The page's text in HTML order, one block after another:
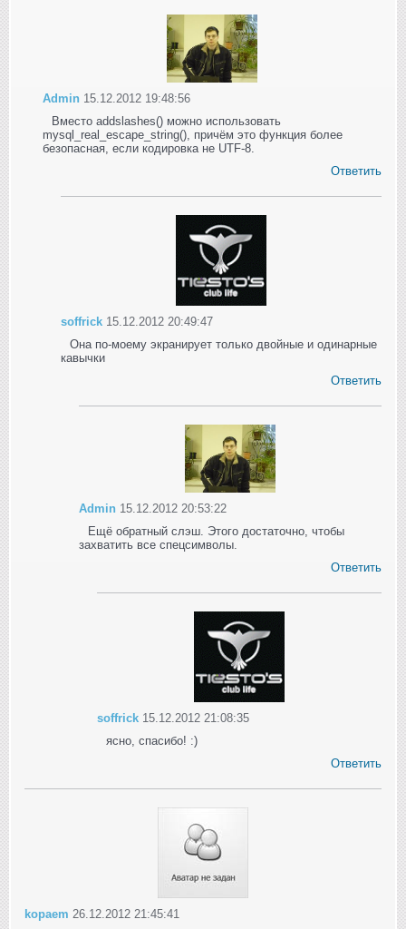
Admin 15.12.2012 19:48:56
Вместо addslashes() можно использовать
mysql_real_escape_string(), причём это функция более
безопасная, если кодировка не UTF-8.
Ответить
soffrick 15.12.2012 20:49:47
Она по-моему экранирует только двойные и одинарные
кавычки
Ответить
Admin 15.12.2012 20:53:22
Ещё обратный слэш. Этого достаточно, чтобы
захватить все спецсимволы.
Ответить
soffrick 15.12.2012 21:08:35
ясно, спасибо! :)
Ответить
kopaem 26.12.2012 21:45:41